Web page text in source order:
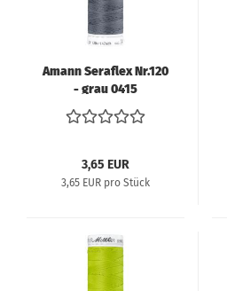
Amann Seraflex Nr.120
- grau 0415
3,65 EUR
3,65 EUR pro Stück